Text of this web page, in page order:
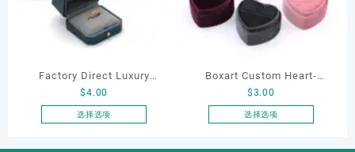
体。
可
在
品
页
面
体。
可
在
品
页
面
Factory Direct Luxury
Jewelry Box Set
Elegantjewelry Boxes
$4.00
选择选项
产
Boxart Custom Heart-
Shaped Velvet Ring Box
Wedding Proposal Jewelry
$3.00
选择选项
产